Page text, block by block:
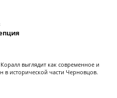
выглядит как современное и
в исторической части Черновцов.